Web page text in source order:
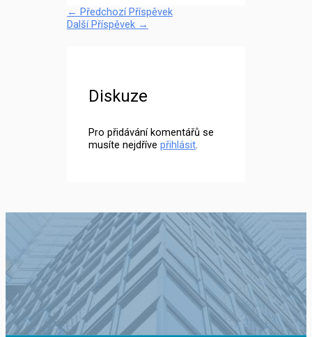
← Předchozí Příspěvek
Další Příspěvek →
Diskuze
Pro přidávání komentářů se
musíte nejdřívepřihlásit.